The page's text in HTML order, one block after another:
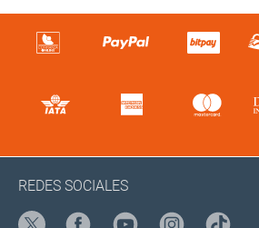
REDES SOCIALES